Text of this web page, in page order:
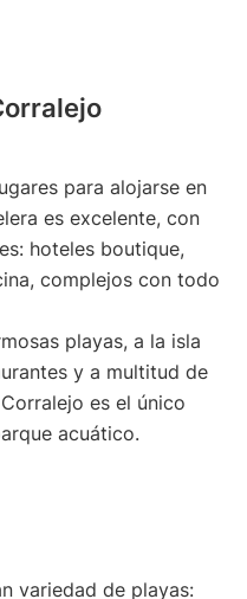
para alojarse en
es excelente, con
hoteles boutique,
complejos con todo
playas, a la isla
y a multitud de
es el único
acuático.
variedad de playas: